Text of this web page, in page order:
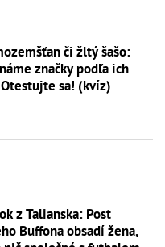
či žltý šašo:
značky podľa ich
sa! (kvíz)
z Talianska: Post
Buffona obsadí žena,